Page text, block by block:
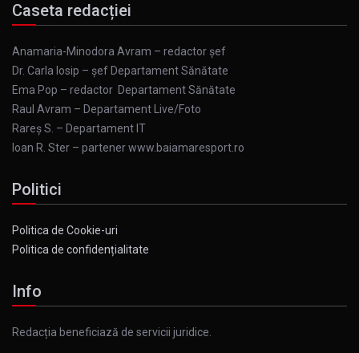
Caseta redacției
Anamaria-Minodora Avram – redactor șef
Dr. Carla Iosip – șef Departament Sănătate
Ema Pop – redactor Departament Sănătate
Raul Avram – Departament Live/Foto
Rareș S. – Departament IT
Ioan R. Ster – partener www.baiamaresport.ro
Politici
Politica de Cookie-uri
Politica de confidențialitate
Info
Redacția beneficiază de servicii juridice.